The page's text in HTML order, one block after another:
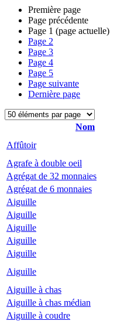
Première page
Page précédente
Page 1 (page actuelle)
Page 2
Page 3
Page 4
Page 5
Page suivante
Dernière page
Nom
Affûtoir
Agrafe à double oeil
Agrégat de 32 monnaies
Agrégat de 6 monnaies
Aiguille
Aiguille
Aiguille
Aiguille
Aiguille
Aiguille
Aiguille à chas
Aiguille à chas médian
Aiguille à coudre